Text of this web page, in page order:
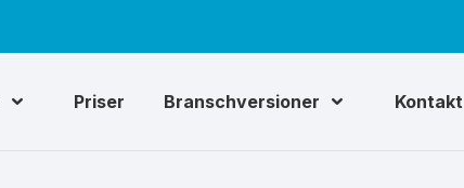
Priser Branschversioner Kontakt